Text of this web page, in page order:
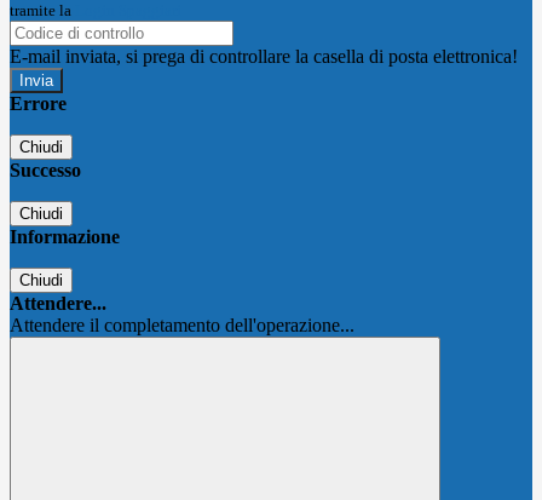
tramite la
E-mail inviata, si prega di controllare la casella di posta elettronica!
Errore
Chiudi
Successo
Chiudi
Informazione
Chiudi
Attendere...
Attendere il completamento dell'operazione...